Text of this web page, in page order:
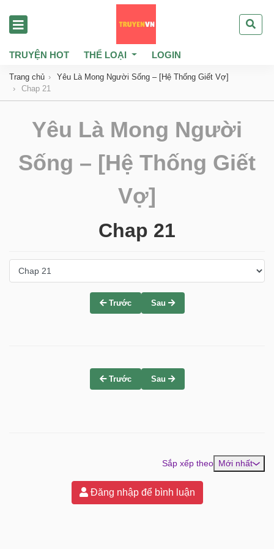
TRUYỆN HOT THỂ LOẠI LOGIN
Trang chủ
Yêu Là Mong Người Sống – [Hệ Thống Giết Vợ]
Chap 21
Yêu Là Mong Người
Sống – [Hệ Thống Giết
Vợ]
Chap 21
Trước Sau
Trước Sau
Sắp xếp theo Mới nhất
Đăng nhập để bình luận